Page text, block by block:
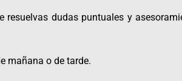
resuelvas dudas puntuales y
mañana o de tarde.